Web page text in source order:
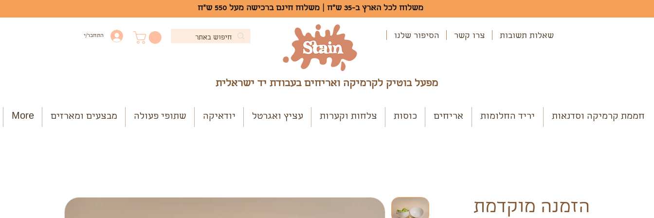
משלוח לכל הארץ ב-35 ש"ח | משלוח חינם ברכישה מעל 550 ש"ח
התחבר/י שאלות תשובות צרו קשר הסיפור שלנו
מפעל בוטיק לקרמיקה ואריחים בעבודת יד ישראלית
חממת קרמיקה וסדנאות יריד החלומות אריחים כוסות צלחות וקערות עציץ ואגרטל יודאיקה שתופי פעולה מבצעים ומארזים More
הזמנה מוקדמת